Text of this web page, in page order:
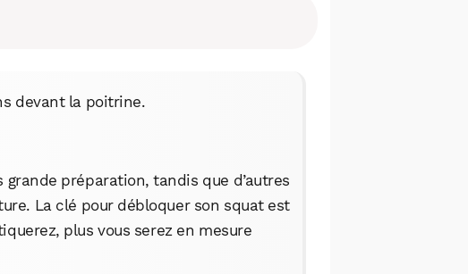
devant la poitrine.
préparation, tandis que d’autres
La clé pour débloquer son squat est
plus vous serez en mesure